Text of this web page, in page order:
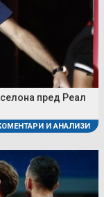
пред Реал
И АНАЛИЗИ